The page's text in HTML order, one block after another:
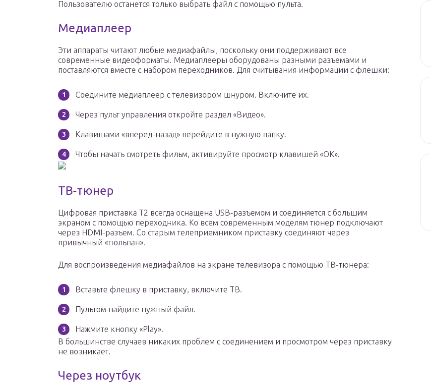
Пользователю останется только выбрать файл с помощью пульта.
Медиаплеер
Эти аппараты читают любые медиафайлы, поскольку они поддерживают все
современные видеоформаты. Медиаплееры оборудованы разными разъемами и
поставляются вместе с набором переходников. Для считывания информации с флешки:
Соедините медиаплеер с телевизором шнуром. Включите их.
Через пульт управления откройте раздел «Видео».
Клавишами «вперед-назад» перейдите в нужную папку.
Чтобы начать смотреть фильм, активируйте просмотр клавишей «ОК».
ТВ-тюнер
Цифровая приставка Т2 всегда оснащена USB-разъемом и соединяется с большим
экраном с помощью переходника. Ко всем современным моделям тюнер подключают
через HDMI-разъем. Со старым телеприемником приставку соединяют через
привычный «тюльпан».
Для воспроизведения медиафайлов на экране телевизора с помощью ТВ-тюнера:
Вставьте флешку в приставку, включите ТВ.
Пультом найдите нужный файл.
Нажмите кнопку «Play».
В большинстве случаев никаких проблем с соединением и просмотром через приставку
не возникает.
Через ноутбук